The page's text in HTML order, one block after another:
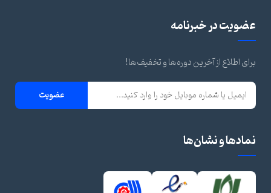
عضویت در خبرنامه
برای اطلاع از آخرین دوره‌ها و تخفیف‌ها!
عضویت
نمادها و نشان‌ها